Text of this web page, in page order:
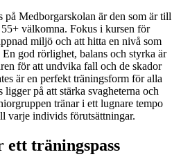
på Medborgarskolan är den som är till
välkomna. Fokus i kursen för
miljö och att hitta en nivå som
En god rörlighet, balans och styrka är
för att undvika fall och de skador
är en perfekt träningsform för alla
på att stärka svagheterna och
tränar i ett lugnare tempo
varje individs förutsättningar.
träningspass